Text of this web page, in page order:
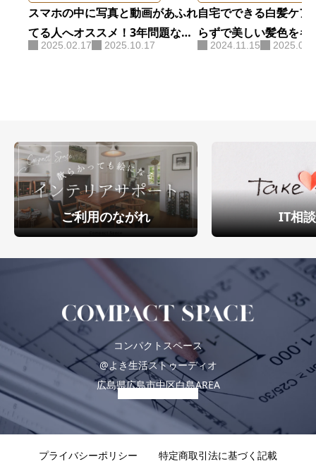
スマホの中に写真と動画があふれ
てる人へオススメ！3年問題なく
使ったSDカードリーダーはこ
2025.02.17 2025.10.17
自宅でできる白髪ケア
らずで美しい髪色をキ
法 2024.11.15
ご利用のながれ IT相
コンパクトスペース
@よき生活ストゥーディオ
広島県広島市中区白島AREA
プライバシーポリシー 特定商取引法に基づく記載